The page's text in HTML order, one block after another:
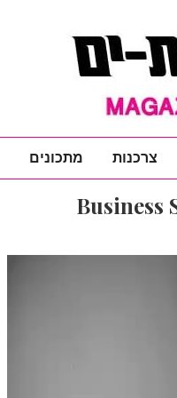
צרכנות מתכונים
Business